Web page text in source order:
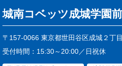
城南コベッツ成城学園
〒157-0066 東京都世田谷区成城２丁
受付時間：15:30～20:00／日祝休